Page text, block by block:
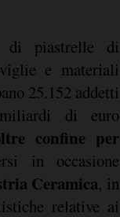
di piastrelle di
e materiali
25.152 addetti
di euro
confine per
in occasione
Ceramica, in
relative ai